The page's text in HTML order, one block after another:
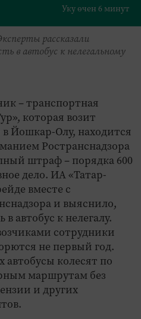
Уку өчен 6 минут
рассказали
в автобус к нелегальному
– транспортная
которая возит
Йошкар-Олу, находится
Ространснадзора
штраф – порядка 600
дело. ИА «Татар-
вместе с
и выяснило,
автобус к нелегалу.
сотрудники
не первый год.
автобусы колесят по
маршрутам без
и других